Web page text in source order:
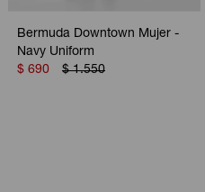
Bermuda Downtown Mujer -
Navy Uniform
$ 690 $ 1.550